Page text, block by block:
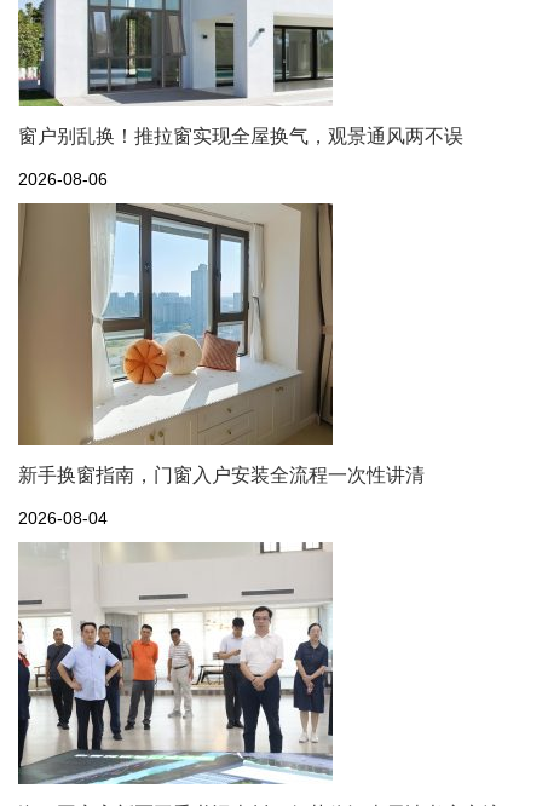
窗户别乱换！推拉窗实现全屋换气，观景通风两不误
2026-08-06
新手换窗指南，门窗入户安装全流程一次性讲清
2026-08-04